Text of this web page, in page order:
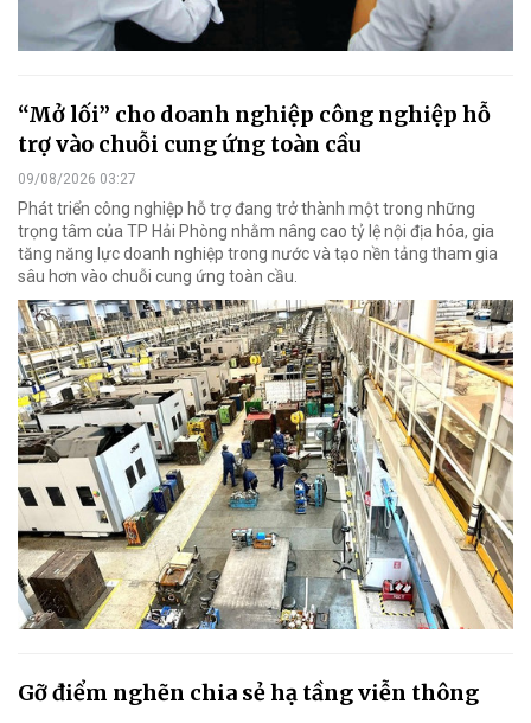
“Mở lối” cho doanh nghiệp công nghiệp hỗ
trợ vào chuỗi cung ứng toàn cầu
09/08/2026 03:27
Phát triển công nghiệp hỗ trợ đang trở thành một trong những
trọng tâm của TP Hải Phòng nhằm nâng cao tỷ lệ nội địa hóa, gia
tăng năng lực doanh nghiệp trong nước và tạo nền tảng tham gia
sâu hơn vào chuỗi cung ứng toàn cầu.
Gỡ điểm nghẽn chia sẻ hạ tầng viễn thông